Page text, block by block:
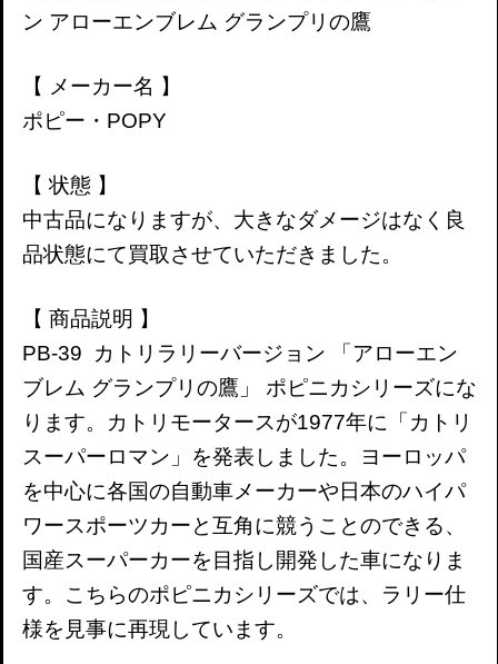
ン アローエンブレム グランプリの鷹
【 メーカー名 】
ポピー・POPY
【 状態 】
中古品になりますが、 大きなダメージはなく良
品状態にて買取させていただきました。
【 商品説明 】
PB-39 カトリラリーバージョン 「アローエン
ブレム グランプリの鷹」 ポピニカシリーズにな
ります。 カトリモータースが1977年に「カトリ
スーパーロマン」を発表しました。ヨーロッパ
を中心に各国の自動車メーカーや日本のハイパ
ワースポーツカーと互角に競うことのできる、
国産スーパーカーを目指し開発した車になりま
す。こちらのポピニカシリーズでは、ラリー仕
様を見事に再現しています。